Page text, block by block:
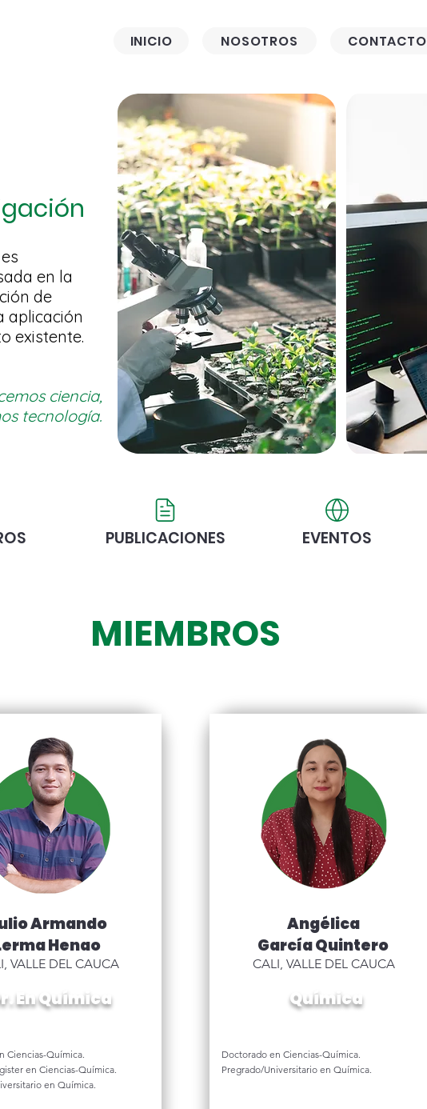
INICIO NOSOTROS CONTACTO
en la
de
aplicación
existente.
ciencia,
tecnología.
PUBLICACIONES EVENTOS
MIEMBROS
Armando
Henao
VALLE DEL CAUCA
En Química
Ciencias-Química.
en Ciencias-Química.
en Química.
Angélica
García Quintero
CALI, VALLE DEL CAUCA
Química
Doctorado en Ciencias-Química.
Pregrado/Universitario en Química.